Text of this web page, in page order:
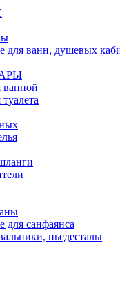
для ванн, душевых
ванной
санфаянса
пьедесталы